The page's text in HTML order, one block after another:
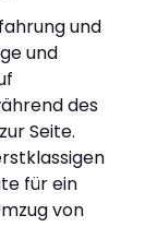
und
und
des
Seite.
für ein
von